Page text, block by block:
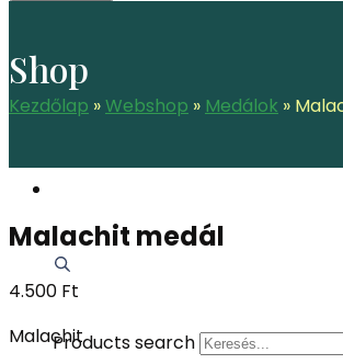
Products search
Shop
Kezdőlap »Webshop » Medálok »
Malachit medál
4.500 Ft
Malachit